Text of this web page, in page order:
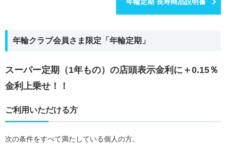
年輪クラブ会員さま限定「年輪定期」
スーパー定期（1年もの）の店頭表示金利に＋0.15％
金利上乗せ！！
ご利用いただける方
次の条件をすべて満たしている個人の方。